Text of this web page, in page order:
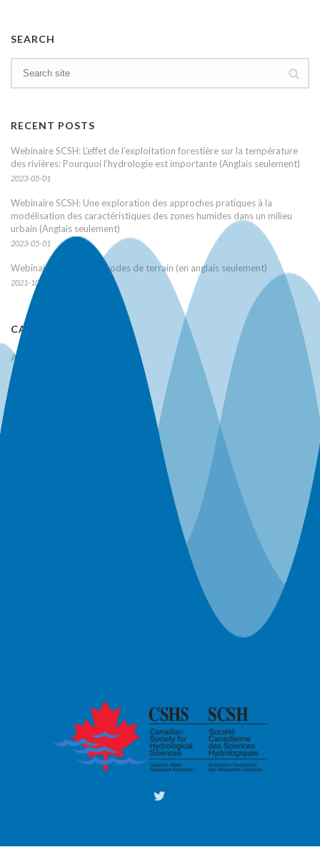
SEARCH
RECENT POSTS
Webinaire SCSH: L’effet de l’exploitation forestière sur la température
des rivières: Pourquoi l’hydrologie est importante (Anglais seulement)
2023-05-01
Webinaire SCSH: Une exploration des approches pratiques à la
modélisation des caractéristiques des zones humides dans un milieu
urbain (Anglais seulement)
2023-05-01
Webinaire SCSH – Méthodes de terrain (en anglais seulement)
2021-10-24
CATEGORIES
A venir
archivé